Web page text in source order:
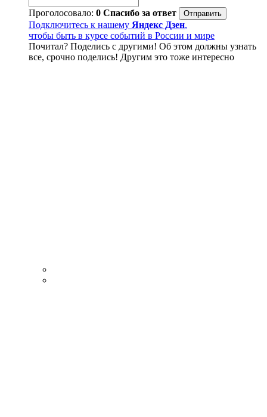
Проголосовало: 0 Спасибо за ответ
Подключитесь к нашему Яндекс Дзен,
чтобы быть в курсе событий в России и мире
Почитал? Поделись с другими! Об этом должны узнать
все, срочно поделись! Другим это тоже интересно